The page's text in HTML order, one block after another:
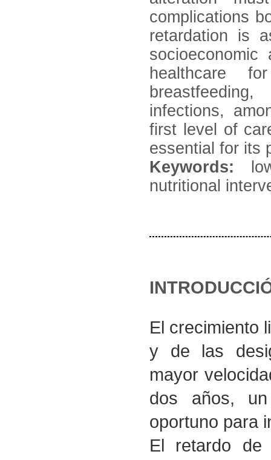
complications
retardation is
healthcare
infections,
first level of
essential for its
Keywords:
nutritional
El crecimiento
y de las
mayor
dos años, un
oportuno para
El retardo de